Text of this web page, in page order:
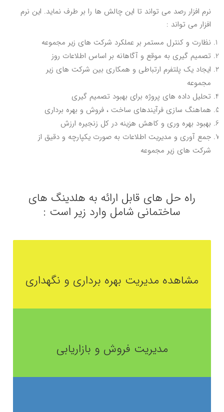
نرم افزار رصد می تواند تا این چالش ها را بر طرف نماید. این نرم
افزار می تواند :
نظارت و کنترل مستمر بر عملکرد شرکت های زیر مجموعه
تصمیم گیری به موقع و آگاهانه بر اساس اطلاعات روز
ایجاد یک پلتفرم ارتباطی و همکاری بین شرکت های زیر
مجموعه
تحلیل داده های پروژه برای بهبود تصمیم گیری
هماهنگ سازی فرآیندهای ساخت ، فروش و بهره برداری
بهبود بهره وری و کاهش هزینه در کل زنجیره ارزش
جمع آوری و مدیریت اطلاعات به صورت یکپارچه و دقیق از
شرکت های زیر مجموعه
راه حل های قابل ارائه به هلدینگ های
ساختمانی شامل وارد زیر است :
مشاهده مدیریت بهره برداری و نگهداری
مدیریت فروش و بازاریابی